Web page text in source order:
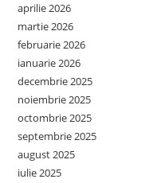
aprilie 2026
martie 2026
februarie 2026
ianuarie 2026
decembrie 2025
noiembrie 2025
octombrie 2025
septembrie 2025
august 2025
iulie 2025